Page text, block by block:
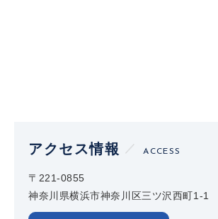
アクセス情報 ACCESS
〒221-0855
神奈川県横浜市神奈川区三ツ沢西町1-1